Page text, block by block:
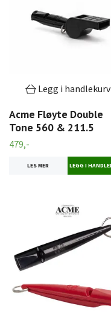
Legg i handlekurv
Acme Fløyte Double
Tone 560 & 211.5
479,-
LES MER